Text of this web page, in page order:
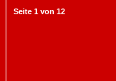
Seite 1 von 12